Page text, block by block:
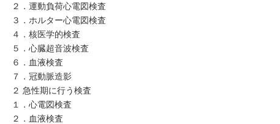
２．運動負荷心電図検査
３．ホルター心電図検査
４．核医学的検査
５．心臓超音波検査
６．血液検査
７．冠動脈造影
２ 急性期に行う検査
１．心電図検査
２．血液検査